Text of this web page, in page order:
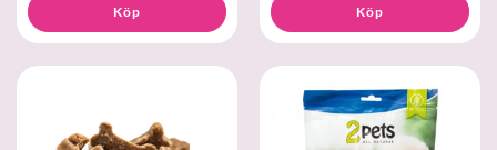
Köp Köp